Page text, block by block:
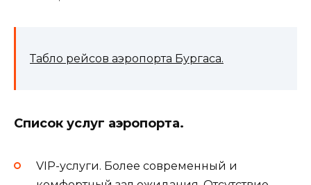
Табло рейсов аэропорта Бургаса.
Список услуг аэропорта.
VIP-услуги. Более современный и